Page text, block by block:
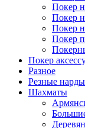
Покер
Покер
Покер
Покер
Покер
Разное
Резные нарды
Шахматы